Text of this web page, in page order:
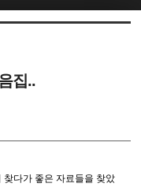
집..
찾다가 좋은 자료들을 찾았
5
북5